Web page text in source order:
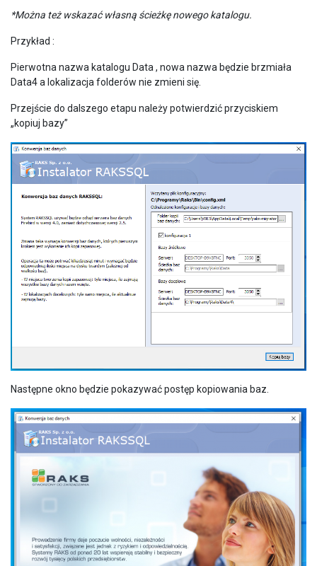
*Można też wskazać własną ścieżkę nowego katalogu.
Przykład :
Pierwotna nazwa katalogu Data , nowa nazwa będzie brzmiała
Data4 a lokalizacja folderów nie zmieni się.
Przejście do dalszego etapu należy potwierdzić przyciskiem
„kopiuj bazy”
Następne okno będzie pokazywać postęp kopiowania baz.